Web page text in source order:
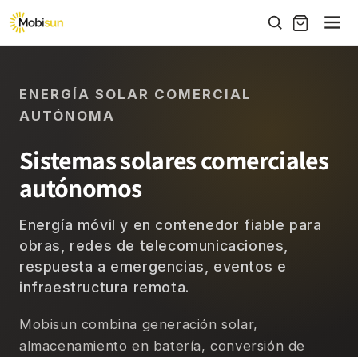
directamente
al contenido
ENERGÍA SOLAR COMERCIAL
AUTÓNOMA
Sistemas solares comerciales
autónomos
Energía móvil y en contenedor fiable para
obras, redes de telecomunicaciones,
respuesta a emergencias, eventos e
infraestructura remota.
Mobisun combina generación solar,
almacenamiento en batería, conversión de